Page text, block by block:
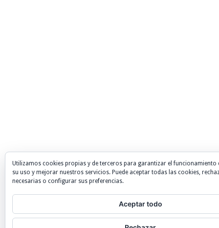
Utilizamos cookies propias y de terceros para garantizar el funcionamiento
su uso y mejorar nuestros servicios. Puede aceptar todas las cookies,
necesarias o configurar sus preferencias.
Aceptar todo